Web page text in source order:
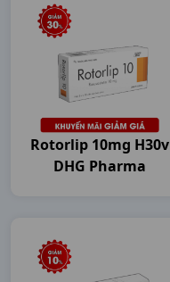
Rotorlip 10mg H30v
DHG Pharma